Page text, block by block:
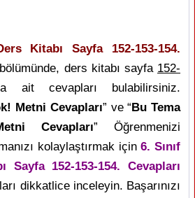
Kitabı Sayfa 152-153-154.
bölümünde, ders kitabı sayfa 152-
ait cevapları bulabilirsiniz.
Metni Cevapları” ve “Bu Tema
Cevapları” Öğrenmenizi
kolaylaştırmak için6. Sınıf
Sayfa 152-153-154. Cevapları
dikkatlice inceleyin. Başarınızı